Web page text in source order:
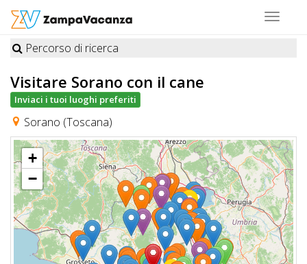
Toggle
STRUTTURE
A
DOG
LUOGHI
A
DOG
Percorso di ricerca
Visitare Sorano con il cane
Inviaci i tuoi luoghi preferiti
Sorano (Toscana)
+
−